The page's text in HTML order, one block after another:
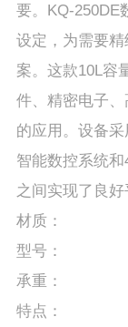
要。KQ-250DE
设定，为需要
案。这款10L容
件、精密电子
的应用。设备
智能数控系统
之间实现了良好
材质：
型号：
承重：
特点：